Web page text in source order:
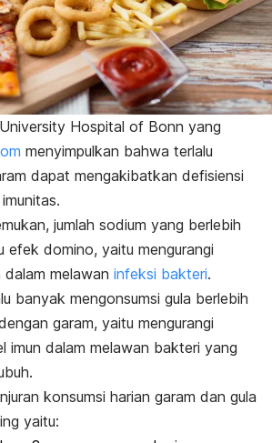
Hospital of Bonn yang
menyimpulkan bahwa terlalu
dapat mengakibatkan defisiensi
jumlah sodium yang berlebih
efek domino, yaitu mengurangi
melawan infeksi bakteri.
banyak mengonsumsi gula berlebih
garam, yaitu mengurangi
imun dalam melawan bakteri yang
konsumsi harian garam dan gula
yaitu: